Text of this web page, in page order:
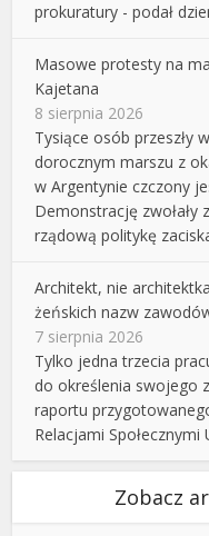
prokuratury - podał
Masowe protesty na
Kajetana
8 sierpnia 2026
Tysiące osób przeszły
dorocznym marszu z
w Argentynie czczony
Demonstrację zwołały
rządową politykę
Architekt, nie
żeńskich nazw
7 sierpnia 2026
Tylko jedna trzecia
do określenia swojego
raportu
Relacjami Społecznymi
Zobacz